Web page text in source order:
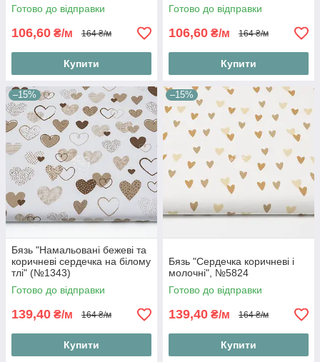
Готово до відправки
106,60 ₴/м 164 ₴/м
Купити
Готово до відправки
106,60 ₴/м 164 ₴/м
Купити
–15%
Бязь "Намальовані бежеві та
коричневі сердечка на білому
тлі" (№1343)
Готово до відправки
139,40 ₴/м 164 ₴/м
Купити
–15%
Бязь "Сердечка коричневі і
молочні", №5824
Готово до відправки
139,40 ₴/м 164 ₴/м
Купити